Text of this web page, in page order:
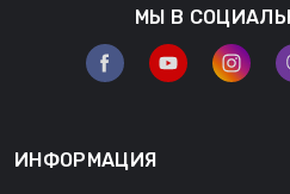
МЫ В
ИНФОРМАЦИЯ